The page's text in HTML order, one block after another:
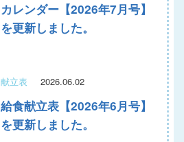
カレンダー【2026年7月号】
を更新しました。
献立表 2026.06.02
給食献立表【2026年6月号】
を更新しました。